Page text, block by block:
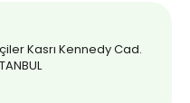
Kasrı Kennedy Cad.